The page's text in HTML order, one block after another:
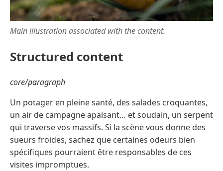
Main illustration associated with the content.
Structured content
core/paragraph
Un potager en pleine santé, des salades croquantes,
un air de campagne apaisant… et soudain, un serpent
qui traverse vos massifs. Si la scène vous donne des
sueurs froides, sachez que certaines odeurs bien
spécifiques pourraient être responsables de ces
visites impromptues.